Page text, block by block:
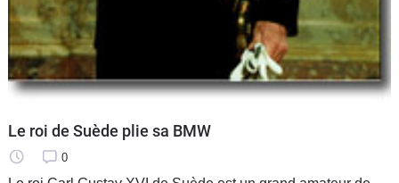
Le roi de Suède plie sa BMW
0